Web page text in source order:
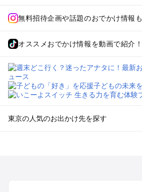
無料招待企画や話題のおでかけ情報も
オススメおでかけ情報を動画で紹介！
東京の人気のお出かけ先を探す